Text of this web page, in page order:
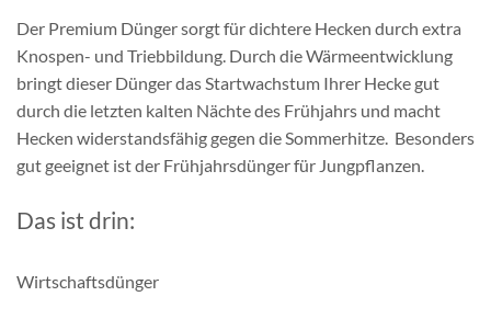
Der Premium Dünger sorgt für dichtere Hecken durch extra
Knospen- und Triebbildung. Durch die Wärmeentwicklung
bringt dieser Dünger das Startwachstum Ihrer Hecke gut
durch die letzten kalten Nächte des Frühjahrs und macht
Hecken widerstandsfähig gegen die Sommerhitze. Besonders
gut geeignet ist der Frühjahrsdünger für Jungpflanzen.
Das ist drin:
Wirtschaftsdünger